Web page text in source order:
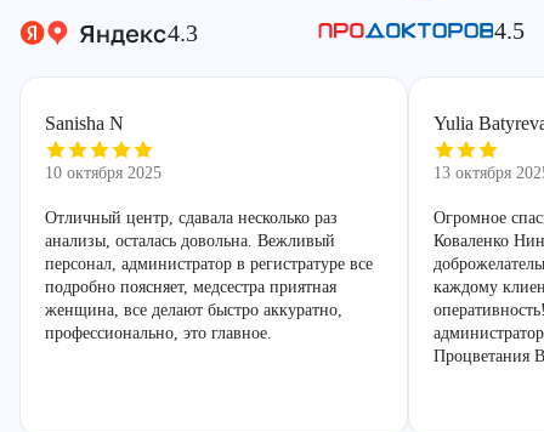
4.3 4.5
Sanisha N
10 октября 2025
Отличный центр, сдавала несколько раз
анализы, осталась довольна. Вежливый
персонал, администратор в регистратуре все
подробно поясняет, медсестра приятная
женщина, все делают быстро аккуратно,
профессионально, это главное.
Yulia
13 октября
Огромное
Коваленко
каждому